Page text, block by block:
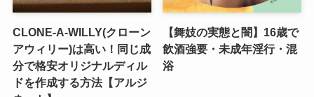
CLONE-A-WILLY(クローン
アウィリー)は高い！同じ成
分で格安オリジナルディル
ドを作成する方法【アルジ
【舞妓の実態と闇】16歳で
飲酒強要・未成年淫行・混
浴